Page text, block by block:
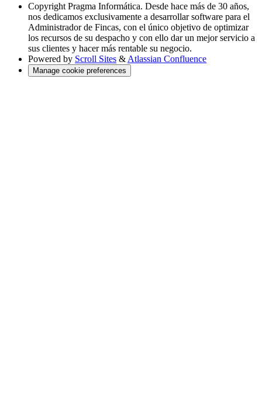
Copyright Pragma Informática. Desde hace más de 30 años,
nos dedicamos exclusivamente a desarrollar software para el
Administrador de Fincas, con el único objetivo de optimizar
los recursos de su despacho y con ello dar un mejor servicio a
sus clientes y hacer más rentable su negocio.
Powered by Scroll Sites & Atlassian Confluence
Manage cookie preferences